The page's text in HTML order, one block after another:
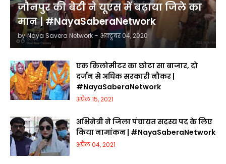
जौनपुर की बेटी ने यूएस में बढ़ाया जिले का
मान | #NayaSaberaNetwork
by Naya Savera Network - अक्टूबर 04, 2020
एक किलोमीटर का छोटा सा बाजार, दो
दर्जन से अधिक सरकारी नौकर |
#NayaSaberaNetwork
अप्रैल 15, 2021
अभिनेत्री ने जिला पंचायत सदस्य पद के लिए
किया नामांकन | #NayaSaberaNetwork
अप्रैल 04, 2021